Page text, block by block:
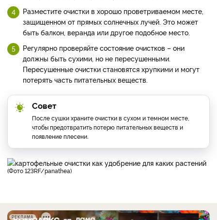
Разместите очистки в хорошо проветриваемом месте,
защищенном от прямых солнечных лучей. Это может
быть балкон, веранда или другое подобное место.
Регулярно проверяйте состояние очистков – они
должны быть сухими, но не пересушенными.
Пересушенные очистки становятся хрупкими и могут
потерять часть питательных веществ.
Совет
После сушки храните очистки в сухом и темном месте,
чтобы предотвратить потерю питательных веществ и
появление плесени.
(фото 123RF/panathea)
РЕКЛАМА